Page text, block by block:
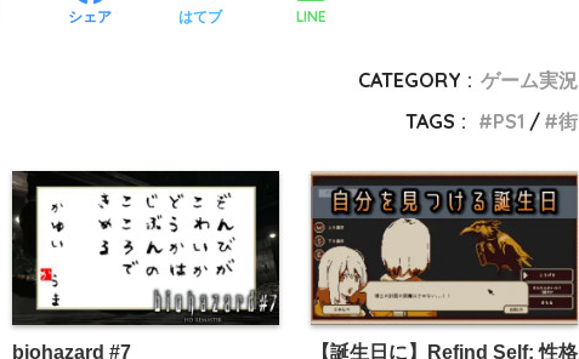
シェア はてブ LINE
CATEGORY : ゲーム実況
TAGS :
PS1 街
biohazard #7
【誕生日に】Refind Self: 性格